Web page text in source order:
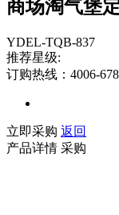
商场淘气堡
YDEL-TQB-837
推荐星级:
订购热线：4006-
立即采购 返回
产品详情 采购